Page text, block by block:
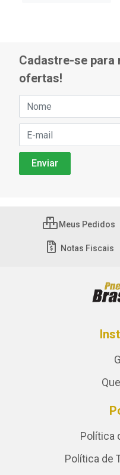
Cadastre-se para
ofertas!
Meus Pedidos
Notas Fiscais
Política
Política de